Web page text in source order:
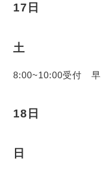
17日
土
8:00~10:00受付 早
18日
日